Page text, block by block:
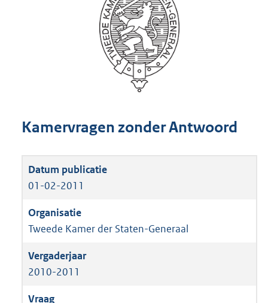
Kamervragen zonder Antwoord
01-02-2011
Tweede Kamer der Staten-Generaal
2010-2011